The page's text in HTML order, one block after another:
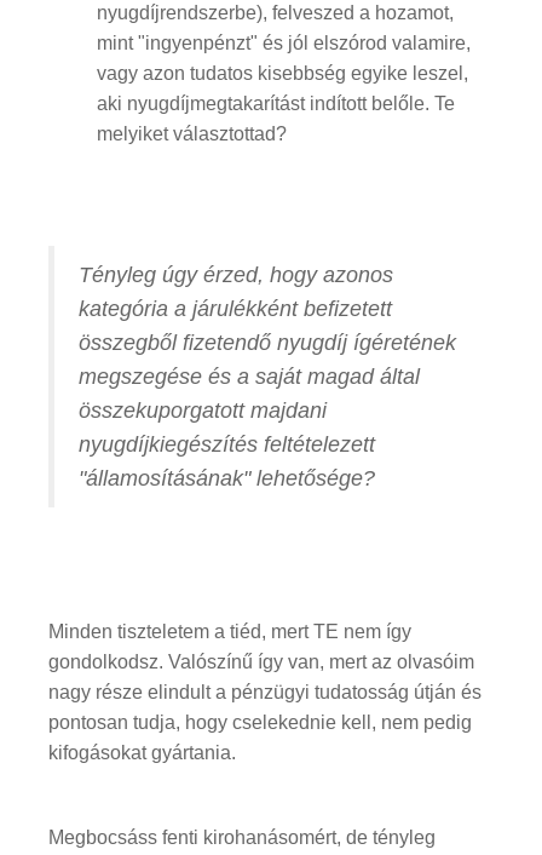
nyugdíjrendszerbe), felveszed a hozamot,
mint "ingyenpénzt" és jól elszórod valamire,
vagy azon tudatos kisebbség egyike leszel,
aki nyugdíjmegtakarítást indított belőle. Te
melyiket választottad?
Tényleg úgy érzed, hogy azonos
kategória a járulékként befizetett
összegből fizetendő nyugdíj ígéretének
megszegése és a saját magad által
összekuporgatott majdani
nyugdíjkiegészítés feltételezett
"államosításának" lehetősége?
Minden tiszteletem a tiéd, mert TE nem így
gondolkodsz. Valószínű így van, mert az olvasóim
nagy része elindult a pénzügyi tudatosság útján és
pontosan tudja, hogy cselekednie kell, nem pedig
kifogásokat gyártania.
Megbocsáss fenti kirohanásomért, de tényleg